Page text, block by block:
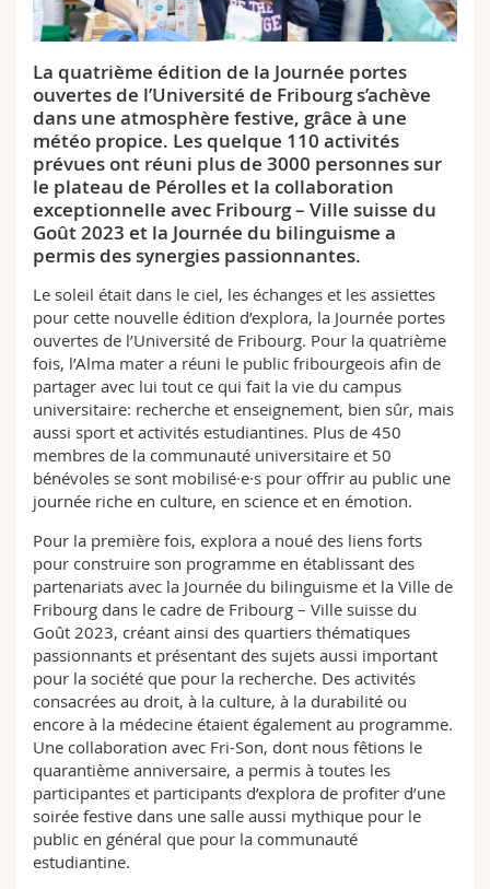
Sciences et médecine
Interfacultaire
Collaborateurs
Doctorants
Webmail
Programme des cours
MyUnifr
La quatrième édition de la Journée portes
ouvertes de l’Université de Fribourg s’achève
dans une atmosphère festive, grâce à une
météo propice. Les quelque 110 activités
prévues ont réuni plus de 3000 personnes sur
le plateau de Pérolles et la collaboration
exceptionnelle avec Fribourg – Ville suisse du
Goût 2023 et la Journée du bilinguisme a
permis des synergies passionnantes.
Le soleil était dans le ciel, les échanges et les assiettes
pour cette nouvelle édition d’explora, la Journée portes
ouvertes de l’Université de Fribourg. Pour la quatrième
fois, l’Alma mater a réuni le public fribourgeois afin de
partager avec lui tout ce qui fait la vie du campus
universitaire: recherche et enseignement, bien sûr, mais
aussi sport et activités estudiantines. Plus de 450
membres de la communauté universitaire et 50
bénévoles se sont mobilisé·e·s pour offrir au public une
journée riche en culture, en science et en émotion.
Pour la première fois, explora a noué des liens forts
pour construire son programme en établissant des
partenariats avec la Journée du bilinguisme et la Ville de
Fribourg dans le cadre de Fribourg – Ville suisse du
Goût 2023, créant ainsi des quartiers thématiques
passionnants et présentant des sujets aussi important
pour la société que pour la recherche. Des activités
consacrées au droit, à la culture, à la durabilité ou
encore à la médecine étaient également au programme.
Une collaboration avec Fri-Son, dont nous fêtions le
quarantième anniversaire, a permis à toutes les
participantes et participants d’explora de profiter d’une
soirée festive dans une salle aussi mythique pour le
public en général que pour la communauté
estudiantine.